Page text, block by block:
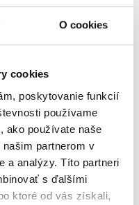
O cookies
cookies
poskytovanie funkcií
používame
ako používate naše
partnerom v
a analýzy. Títo partneri
s ďalšími
ktoré od vás získali,